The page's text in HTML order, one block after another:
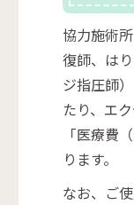
協力施術
復師、は
ジ指圧師
たり、エ
「医療費
ります。
なお、ご